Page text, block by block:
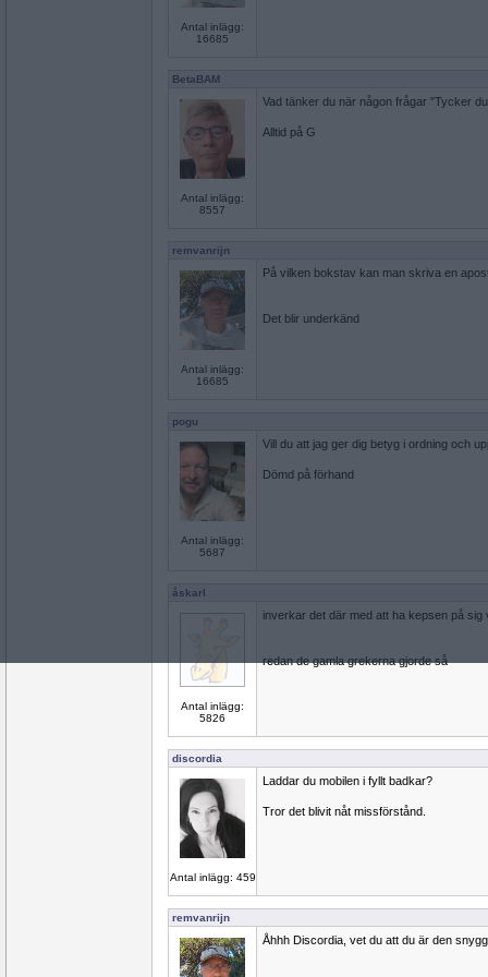
Antal inlägg:
16685
BetaBAM
Antal inlägg:
8557
Vad tänker du när någon frågar "Tycker
Alltid på G
remvanrijn
Antal inlägg:
16685
På vilken bokstav kan man skriva en
Det blir underkänd
pogu
Antal inlägg:
5687
Vill du att jag ger dig betyg i ordning och
Dömd på förhand
åskarl
Antal inlägg:
5826
inverkar det där med att ha kepsen på sig
redan de gamla grekerna gjorde så
discordia
Antal inlägg: 459
Laddar du mobilen i fyllt badkar?
Tror det blivit nåt missförstånd.
remvanrijn
Åhhh Discordia, vet du att du är den